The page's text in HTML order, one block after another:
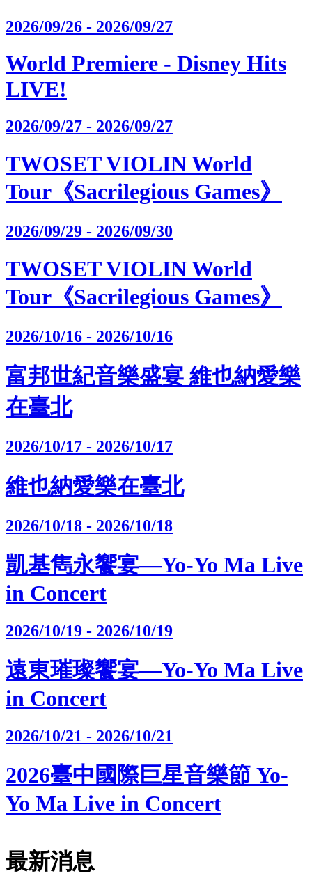
2026/09/26 - 2026/09/27
World Premiere - Disney Hits
LIVE!
2026/09/27 - 2026/09/27
TWOSET VIOLIN World
Tour《Sacrilegious Games》
2026/09/29 - 2026/09/30
TWOSET VIOLIN World
Tour《Sacrilegious Games》
2026/10/16 - 2026/10/16
富邦世紀音樂盛宴 維也納愛樂
在臺北
2026/10/17 - 2026/10/17
維也納愛樂在臺北
2026/10/18 - 2026/10/18
凱基雋永饗宴—Yo-Yo Ma Live
in Concert
2026/10/19 - 2026/10/19
遠東璀璨饗宴—Yo-Yo Ma Live
in Concert
2026/10/21 - 2026/10/21
2026臺中國際巨星音樂節 Yo-
Yo Ma Live in Concert
最新消息